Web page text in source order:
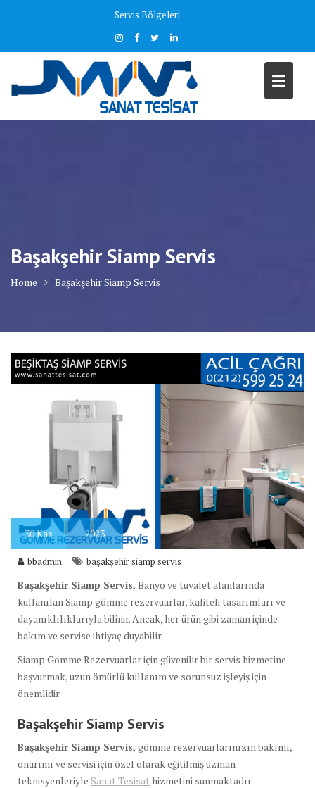
Servis Bölgeleri
Başakşehir Siamp Servis
Home Başakşehir Siamp Servis
30Kas 2023
bbadmin başakşehir siamp servis
Başakşehir Siamp Servis, Banyo ve tuvalet alanlarında
kullanılan Siamp gömme rezervuarlar, kaliteli tasarımları ve
dayanıklılıklarıyla bilinir. Ancak, her ürün gibi zaman içinde
bakım ve servise ihtiyaç duyabilir.
Siamp Gömme Rezervuarlar için güvenilir bir servis hizmetine
başvurmak, uzun ömürlü kullanım ve sorunsuz işleyiş için
önemlidir.
Başakşehir Siamp Servis
Başakşehir Siamp Servis, gömme rezervuarlarınızın bakımı,
onarımı ve servisi için özel olarak eğitilmiş uzman
teknisyenleriyle Sanat Tesisat hizmetini sunmaktadır.